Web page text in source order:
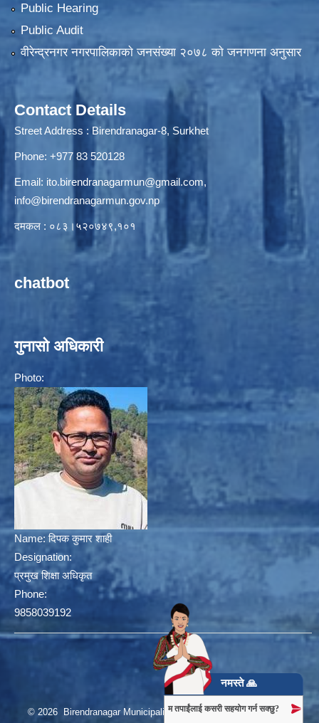
Public Hearing
Public Audit
वीरेन्द्रनगर नगरपालिकाकाे जनसंख्या २०७८ काे जनगणना अनुसार
Contact Details
Street Address : Birendranagar-8, Surkhet
Phone: +977 83 520128
Email: ito.birendranagarmun@gmail.com,
info@birendranagarmun.gov.np
दमकल : ०८३।५२०७४९,१०१
chatbot
गुनासो अधिकारी
Photo:
Name:दिपक कुमार शाही
Designation:
प्रमुख शिक्षा अधिकृत
Phone:
9858039192
© 2026 Birendranagar Municipality, Office of Municipal Executive
नमस्ते 🙏
म तपाईंलाई कसरी सहयोग गर्न सक्छु?